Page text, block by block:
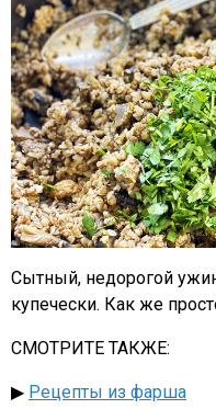
Сытный, недорогой
купечески. Как же
СМОТРИТЕ ТАКЖЕ:
▶ Рецепты из фарша